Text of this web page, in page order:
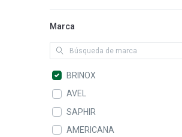
Marca
BRINOX
AVEL
SAPHIR
AMERICANA